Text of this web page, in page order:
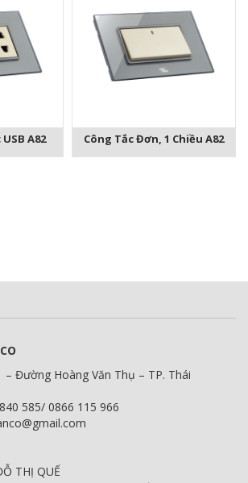
A82 Công Tắc Đơn, 1 Chiều A82
– Đường Hoàng Văn Thụ – TP. Thái
585/ 0866 115 966
THỊ QUẾ